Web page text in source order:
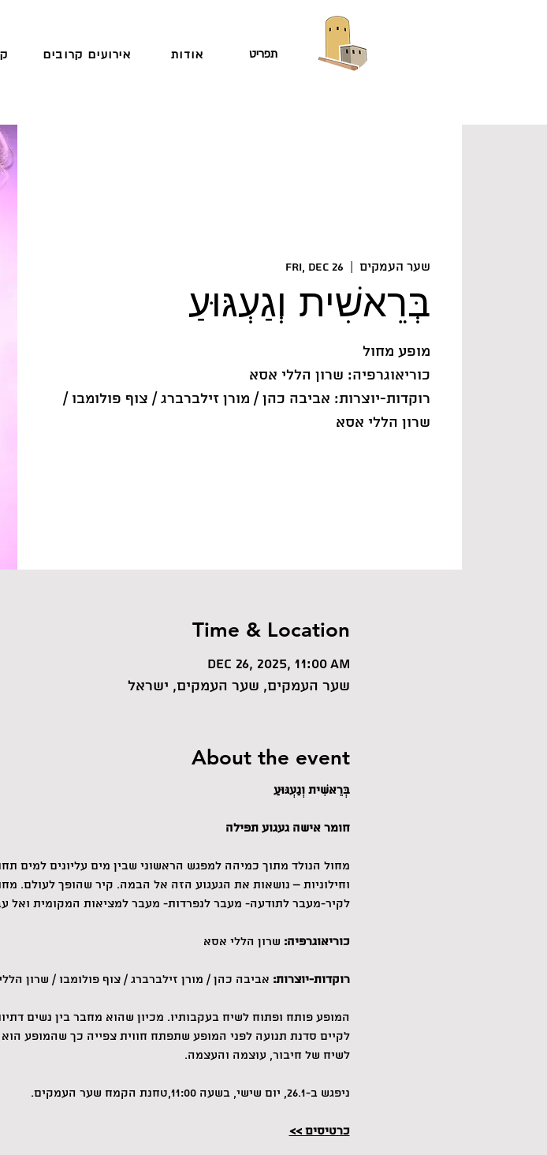
אירועים קרובים אודות תפריט
Fri, Dec 26 שער העמקים
בְּרֵאשִׁית וְגַעְגּוּעַ
מופע מחול
כוריאוגרפיה: שרון הללי אסא
רוקדות-יוצרות: אביבה כהן / מורן זילברברג / צוף פולומבו /
שרון הללי אסא
Time & Location
Dec 26, 2025, 11:00 AM
שער העמקים, שער העמקים, ישראל
About the event
בְּרֵאשִׁית וְגַעְגּוּעַ
חומר אישה געגוע תפילה
מחול הנולד מתוך כמיהה למפגש הראשוני שבין מים עליונים למים
וחילוניות – נושאות את הגעגוע הזה אל הבמה. קיר שהופך לעולם.
לקיר-מעבר לתודעה- מעבר לנפרדות- מעבר למציאות המקומית ואל
כוריאוגרפיה: שרון הללי אסא
רוקדות-יוצרות: אביבה כהן / מורן זילברברג / צוף פולומבו / שרון
המופע פותח ופתוח לשיח בעקבותיו. מכיון שהוא מחבר בין נשים
לקיים סדנת תנועה לפני המופע שתפתח חווית צפייה כך שהמופע
לשיח של חיבור, עוצמה והעצמה.
ניפגש ב-26.1, יום שישי, בשעה 11:00,טחנת הקמח שער העמקים.
כרטיסים >>